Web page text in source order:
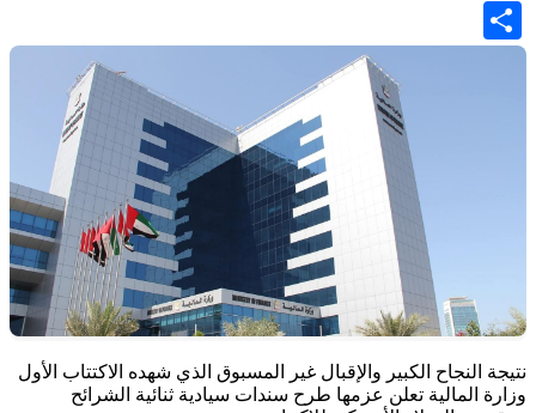
​نتيجة النجاح الكبير والإقبال غير المسبوق الذي شهده الاكتتاب الأول
وزارة المالية تعلن عزمها طرح سندات سيادية ثنائية الشرائح